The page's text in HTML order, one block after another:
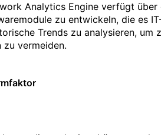
Analytics Engine verfügt
zu entwickeln, die es
Trends zu analysieren,
zu vermeiden.